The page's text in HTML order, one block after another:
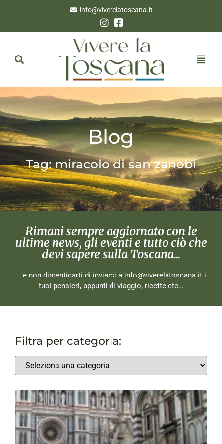
info@viverelatoscana.it
Blog
Tag: miracolo di san zanobi
Rimani sempre aggiornato con le
ultime news, gli eventi e tutto ciò che
devi sapere sulla Toscana...
… e non dimenticarti di inviarci a info@viverelatoscana.it i
tuoi pensieri, appunti di viaggio, ricette etc…
Filtra per categoria: